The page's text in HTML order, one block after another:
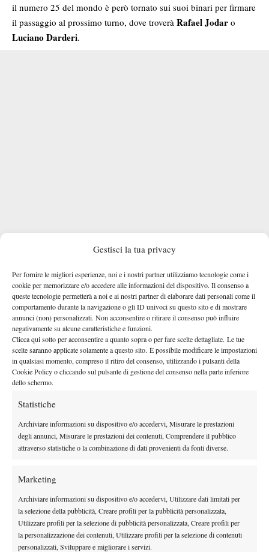
Gestisci la tua privacy
Per fornire le migliori esperienze, noi e i nostri partner utilizziamo tecnologie come i
cookie per memorizzare e/o accedere alle informazioni del dispositivo. Il consenso a
queste tecnologie permetterà a noi e ai nostri partner di elaborare dati personali come il
comportamento durante la navigazione o gli ID univoci su questo sito e di mostrare
annunci (non) personalizzati. Non acconsentire o ritirare il consenso può influire
negativamente su alcune caratteristiche e funzioni.
Clicca qui sotto per acconsentire a quanto sopra o per fare scelte dettagliate. Le tue
scelte saranno applicate solamente a questo sito. È possibile modificare le impostazioni
in qualsiasi momento, compreso il ritiro del consenso, utilizzando i pulsanti della
Cookie Policy o cliccando sul pulsante di gestione del consenso nella parte inferiore
dello schermo.
Statistiche
Archiviare informazioni su dispositivo e/o accedervi, Misurare le prestazioni
degli annunci, Misurare le prestazioni dei contenuti, Comprendere il pubblico
attraverso statistiche o la combinazione di dati provenienti da fonti diverse.
Marketing
Archiviare informazioni su dispositivo e/o accedervi, Utilizzare dati limitati per
la selezione della pubblicità, Creare profili per la pubblicità personalizzata,
Utilizzare profili per la selezione di pubblicità personalizzata, Creare profili per
la personalizzazione dei contenuti, Utilizzare profili per la selezione di contenuti
personalizzati, Sviluppare e migliorare i servizi.
il numero 25 del mondo è però tornato sui suoi binari per firmare
il passaggio al prossimo turno, dove troverà Rafael Jodar o
Luciano Darderi.
News
Australian Open 2027, torna il One Point
Slam: un milione di dollari per il vincitore
Monfils tra i migliori per vittorie in Canada:
Nadal al comando della classifica
Atp News